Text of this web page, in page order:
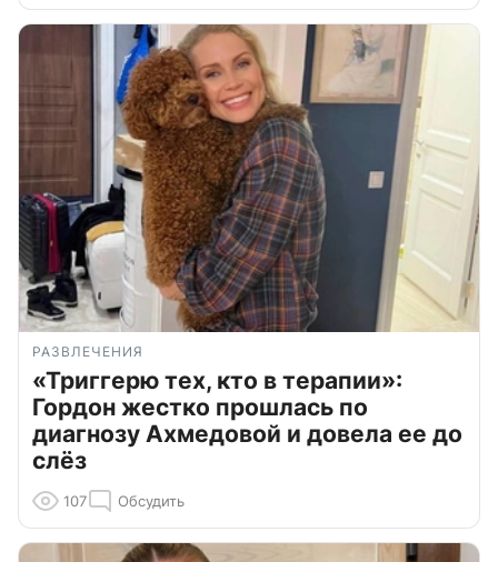
РАЗВЛЕЧЕНИЯ
«Триггерю тех, кто в терапии»:
Гордон жестко прошлась по
диагнозу Ахмедовой и довела ее до
слёз
107 Обсудить